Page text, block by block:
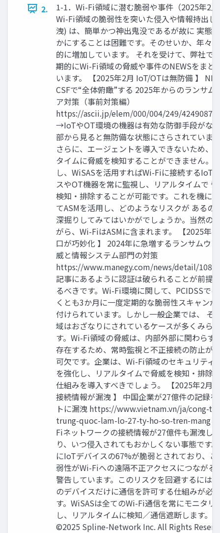
2.
1-1．Wi-Fi領域に潜む脆弱や事件（2025年2
Wi-Fi領域の脆弱性を突いた侵入や情報持出し
洩) は、簡単かつ神出鬼没であるが故に 実態
かにすることは困難です。そのせいか、年々
的に増加しています。 それを受けて、弊社で
期的にWi-Fi領域の脅威や事件のNEWSをまと
います。 【2025年2月 IoT/OTは無防備 】
CSFで“全体俯瞰”する 2025年からのランサム
ア対策（事前対策編）
https://ascii.jp/elem/000/004/249/4249087/
→IoTやOT環境の機器は有効な防御手段がな
部から見ると無防備な状態にさらされていま
さらに、エージェントを導入できないため、
タイムに脅威を検知することができません。
し、WiSASを活用すればWi-Fiに接続するIoT
スやOT機器を常に監視し、リアルタイムで
検知・排除することが可能です。これを機に
てASMを活用し、どのようなリスクが あるの
深掘りしてみてはいかがでしょうか。当然の
がら、Wi-FiはASMに含まれます。 【2025年2
口が巧妙化 】 2024年に急増するランサムウ
威と情報システム部門の対策
https://www.manegy.com/news/detail/
記事にあるように認証は破られることが前提
るべきです。Wi-Fi環境に関して、PCIDSSで
くとも3か月に一度定期的な脆弱性スキャンが
付けられています。しかし一般企業では、 そ
域はおざなりにされているケースが多くみら
す。Wi-Fi領域の脅威は、内部外部に関わらず
存在するため、常時監視と不正接続の防止が
可欠です。企業は、Wi-Fi領域のセキュリティ
を強化し、リアルタイムで脅威を検知・排除
仕組みを導入すべきでしょう。 【2025年2月
接続情報が漏洩 】 中国企業が27億件の記録
トに漏洩 https://www.vietnam.vn/ja/cong-ty-
trung-quoc-lam-lo-27-ty-ho-so-tren-mang
Fiネットワークの接続情報が27億件も漏洩し
り、いつ侵入されてもおかしくない事態です
にIoTデバイスの67%が脆弱とされており、こ
弱性がWi-Fiへの遠隔不正アクセスにつながる
警告しています。このリスクを回避するには
のデバイスだけに通信を許可する仕組みが必
す。WiSASは全てのWi-Fi通信を常にモニタリ
し、リアルタイムに検知／通信遮断します。
©2025 Spline-Network Inc. All Rights